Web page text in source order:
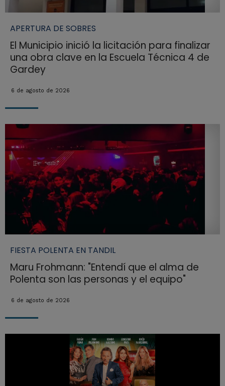
APERTURA DE SOBRES
El Municipio inició la licitación para finalizar
una obra clave en la Escuela Técnica 4 de
Gardey
6 de agosto de 2026
FIESTA POLENTA EN TANDIL
Maru Frohmann: "Entendí que el alma de
Polenta son las personas y el equipo"
6 de agosto de 2026